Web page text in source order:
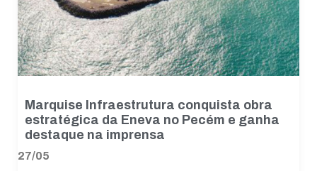
Marquise Infraestrutura conquista obra
estratégica da Eneva no Pecém e ganha
destaque na imprensa
27/05
do site.
Marketing
Ao compartilhar
comportamento
ao visitar nosso